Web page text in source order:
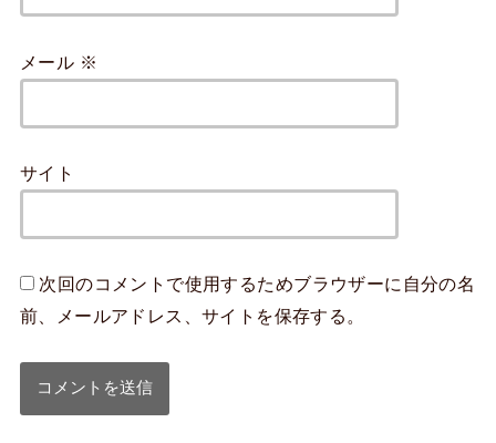
メール ※
サイト
次回のコメントで使用するためブラウザーに自分の名
前、メールアドレス、サイトを保存する。